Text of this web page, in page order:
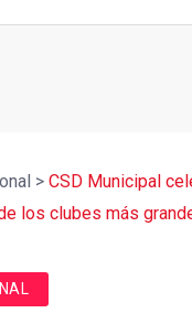
> CSD Municipal
los clubes más